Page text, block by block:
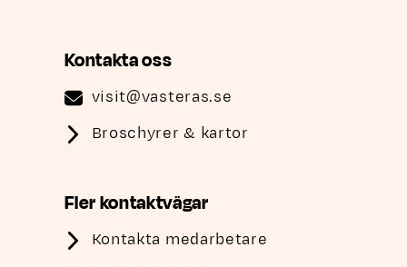
Kontakta oss
visit@vasteras.se
Broschyrer & kartor
Fler kontaktvägar
Kontakta medarbetare